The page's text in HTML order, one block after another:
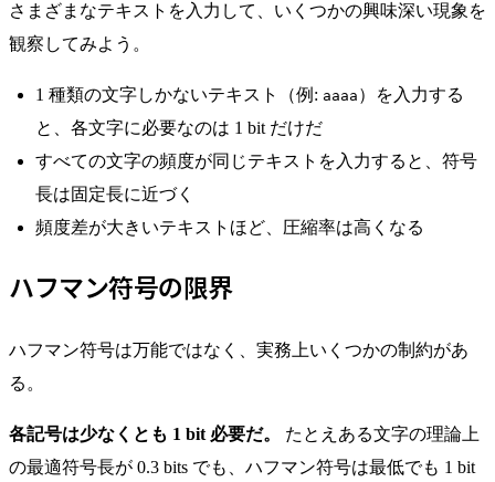
さまざまなテキストを入力して、いくつかの興味深い現象を
観察してみよう。
1 種類の文字しかないテキスト（例: aaaa ）を入力する
と、各文字に必要なのは 1 bit だけだ
すべての文字の頻度が同じテキストを入力すると、符号
長は固定長に近づく
頻度差が大きいテキストほど、圧縮率は高くなる
ハフマン符号の限界
ハフマン符号は万能ではなく、実務上いくつかの制約があ
る。
各記号は少なくとも 1 bit 必要だ。
たとえある文字の理論上
の最適符号長が 0.3 bits でも、ハフマン符号は最低でも 1 bit